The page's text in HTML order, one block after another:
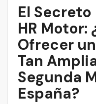
El
HR Motor:
Ofrecer
Tan
Segunda
España?